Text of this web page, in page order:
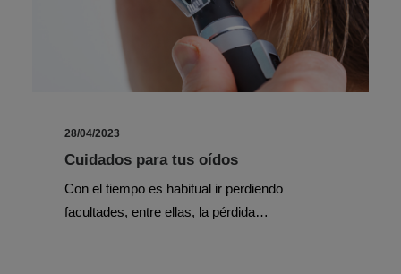
28/04/2023
Cuidados para tus oídos
Con el tiempo es habitual ir perdiendo
facultades, entre ellas, la pérdida…